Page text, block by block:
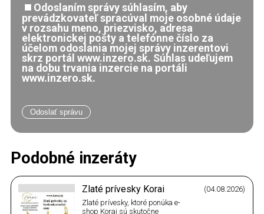
Odoslaním správy súhlasím, aby
prevádzkovateľ spracúval moje osobné údaje
v rozsahu meno, priezvisko, adresa
elektronickej pošty a telefónne číslo za
účelom odoslania mojej správy inzerentovi
skrz portál www.inzero.sk. Súhlas udeľujem
na dobu trvania inzercie na portáli
www.inzero.sk.
Podobné inzeráty
Zlaté prívesky Korai
(04.08.2026)
Zlaté prívesky, ktoré ponúka e-
shop Korai sú skutočne